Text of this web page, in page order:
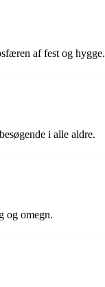
af fest og hygge.
i alle aldre.
og omegn.